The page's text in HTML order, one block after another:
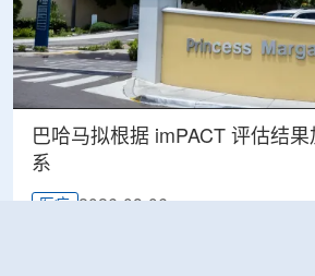
巴哈马拟根据 imPACT 评估结
系
医疗 2026-08-06